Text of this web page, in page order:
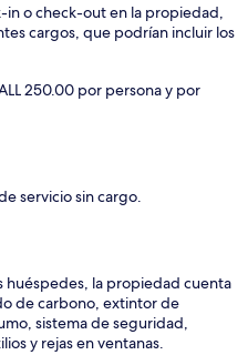
in o check-out en la propiedad,
cargos, que podrían incluir los
250.00 por persona y por
servicio sin cargo.
huéspedes, la propiedad cuenta
de carbono, extintor de
sistema de seguridad,
y rejas en ventanas.